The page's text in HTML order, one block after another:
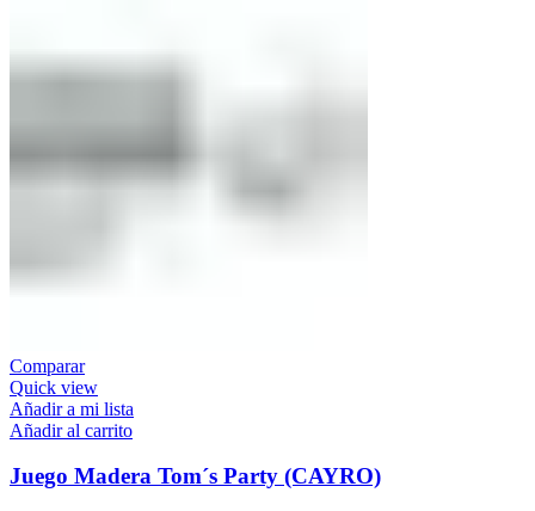
Comparar
Quick view
Añadir a mi lista
Añadir al carrito
Juego Madera Tom´s Party (CAYRO)